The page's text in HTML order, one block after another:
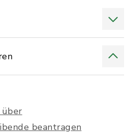
beantragen